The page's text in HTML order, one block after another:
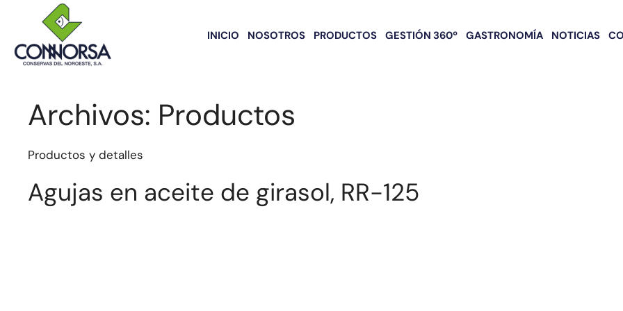
INICIO NOSOTROS PRODUCTOS GESTIÓN 360º GASTRONOMÍA NOTICIAS
Archivos: Productos
Productos y detalles
Agujas en aceite de girasol, RR-125